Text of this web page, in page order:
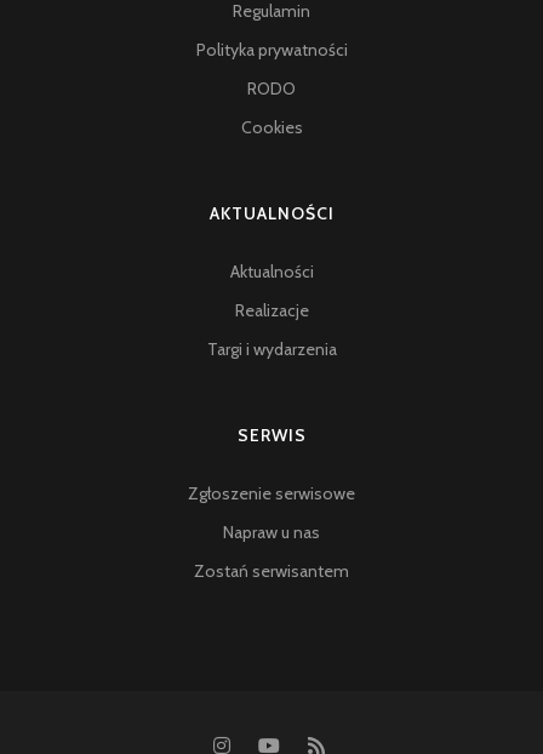
Regulamin
Polityka prywatności
RODO
Cookies
AKTUALNOŚCI
Aktualności
Realizacje
Targi i wydarzenia
SERWIS
Zgłoszenie serwisowe
Napraw u nas
Zostań serwisantem